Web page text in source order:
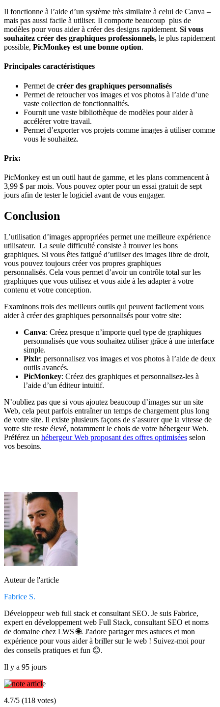
Il fonctionne à l’aide d’un système très similaire à celui de Canva –
mais pas aussi facile à utiliser. Il comporte beaucoup plus de
modèles pour vous aider à créer des designs rapidement. Si vous
souhaitez créer des graphiques professionnels, le plus rapidement
possible, PicMonkey est une bonne option.
Principales caractéristiques
Permet de créer des graphiques personnalisés
Permet de retoucher vos images et vos photos à l’aide d’une
vaste collection de fonctionnalités.
Fournit une vaste bibliothèque de modèles pour aider à
accélérer votre travail.
Permet d’exporter vos projets comme images à utiliser comme
vous le souhaitez.
Prix:
PicMonkey est un outil haut de gamme, et les plans commencent à
3,99 $ par mois. Vous pouvez opter pour un essai gratuit de sept
jours afin de tester le logiciel avant de vous engager.
Conclusion
L’utilisation d’images appropriées permet une meilleure expérience
utilisateur. La seule difficulté consiste à trouver les bons
graphiques. Si vous êtes fatigué d’utiliser des images libre de droit,
vous pouvez toujours créer vos propres graphiques
personnalisés. Cela vous permet d’avoir un contrôle total sur les
graphiques que vous utilisez et vous aide à les adapter à votre
contenu et votre conception.
Examinons trois des meilleurs outils qui peuvent facilement vous
aider à créer des graphiques personnalisés pour votre site:
Canva: Créez presque n’importe quel type de graphiques
personnalisés que vous souhaitez utiliser grâce à une interface
simple.
Pixlr: personnalisez vos images et vos photos à l’aide de deux
outils avancés.
PicMonkey: Créez des graphiques et personnalisez-les à
l’aide d’un éditeur intuitif.
N’oubliez pas que si vous ajoutez beaucoup d’images sur un site
Web, cela peut parfois entraîner un temps de chargement plus long
de votre site. Il existe plusieurs façons de s’assurer que la vitesse de
votre site reste élevé, notamment le chois de votre hébergeur Web.
Préférez un hébergeur Web proposant des offres optimisées selon
vos besoins.
Auteur de l'article
Fabrice S.
Développeur web full stack et consultant SEO. Je suis Fabrice,
expert en développement web Full Stack, consultant SEO et noms
de domaine chez LWS 🌐. J'adore partager mes astuces et mon
expérience pour vous aider à briller sur le web ! Suivez-moi pour
des conseils pratiques et fun 😊.
Il y a 95 jours
4.7/5 (118 votes)